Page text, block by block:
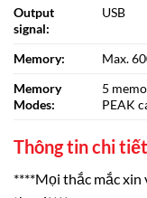
Output
signal:
USB
Memory:
Max.
Memory
Modes:
5
PEAK
Thông tin chi
****Mọi thắc mắc xin